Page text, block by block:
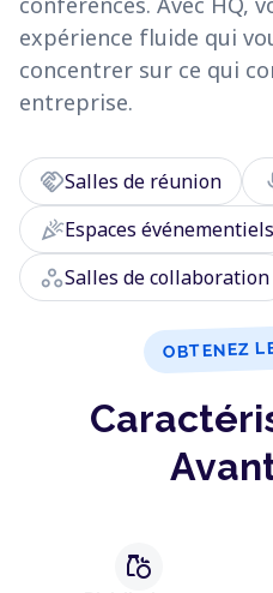
expérience fluide qui
concentrer sur ce qui
entreprise.
handshakeSalles de réunion
celebrationEspaces événementiels
workspacesSalles de collaboration
OBTENEZ
grocery